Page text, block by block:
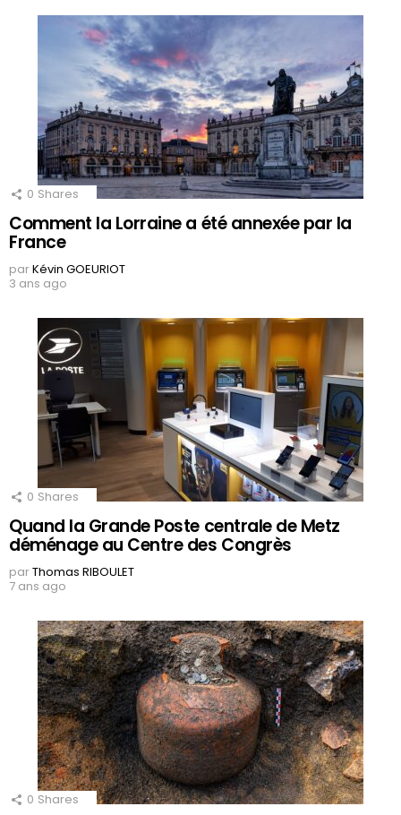
0 Shares
Comment la Lorraine a été annexée par la
France
parKévin GOEURIOT
3 ans ago
0 Shares
Quand la Grande Poste centrale de Metz
déménage au Centre des Congrès
parThomas RIBOULET
7 ans ago
0 Shares